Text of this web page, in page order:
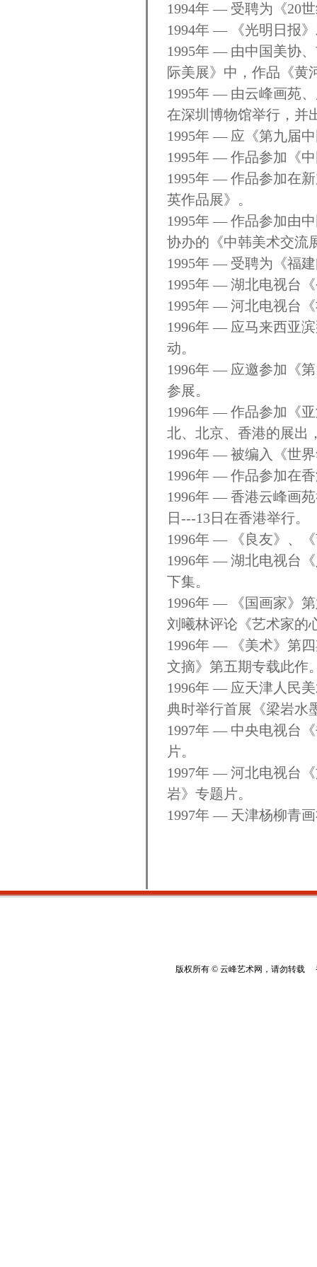
1994年 — 受聘为《20
1994年 — 《光明日报
1995年 — 由中国美协
际美展》中，作品《黄
1995年 — 由云峰画苑
在深圳博物馆举行，并
1995年 — 应《第九届
1995年 — 作品参加《
1995年 — 作品参加在
英作品展》。
1995年 — 作品参加由
协办的《中韩美术交流
1995年 — 受聘为《福
1995年 — 湖北电视台
1995年 — 河北电视台
1996年 — 应马来西亚
动。
1996年 — 应邀参加《
参展。
1996年 — 作品参加《
北、北京、香港的展出
1996年 — 被编入《世
1996年 — 作品参加在
1996年 — 香港云峰画
日---13日在香港举行。
1996年 — 《良友》、
1996年 — 湖北电视台
下集。
1996年 — 《国画家》
刘曦林评论《艺术家的
1996年 — 《美术》第
文摘》第五期专载此作
1996年 — 应天津人民
典时举行首展《梁岩水
1997年 — 中央电视台
片。
1997年 — 河北电视台
岩》专题片。
1997年 — 天津杨柳青
版权所有 © 云峰艺术网，请勿转载